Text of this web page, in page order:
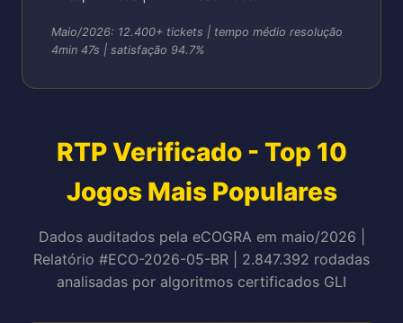
Maio/2026: 12.400+ tickets | tempo médio resolução
4min 47s | satisfação 94.7%
RTP Verificado - Top 10
Jogos Mais Populares
Dados auditados pela eCOGRA em maio/2026 |
Relatório #ECO-2026-05-BR | 2.847.392 rodadas
analisadas por algoritmos certificados GLI